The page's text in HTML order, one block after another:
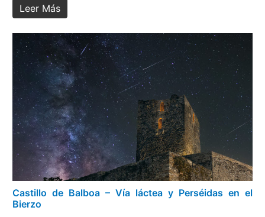
Leer Más
Castillo de Balboa – Vía láctea y Perséidas en el
Bierzo